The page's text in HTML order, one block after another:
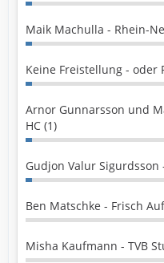
Maik Machulla - Rhein-
Keine Freistellung - oder
Arnor Gunnarsson und
HC (1)
Gudjon Valur Sigurdsson
Ben Matschke - Frisch
Misha Kaufmann - TVB